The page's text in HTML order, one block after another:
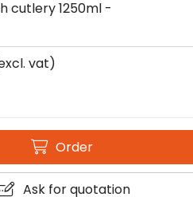
cutlery 1250ml -
vat)
Order
Ask for quotation
aan de behoeften
met 137
om